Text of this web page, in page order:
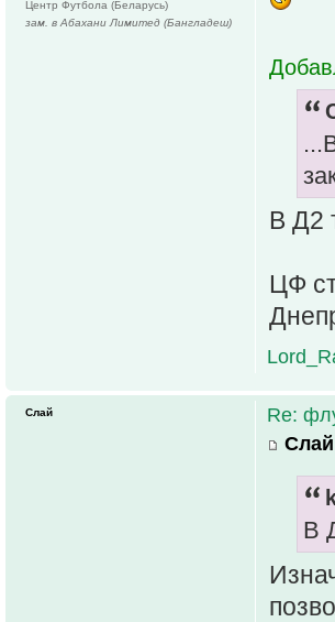
В Д2
ЦФ
Центр Футбола (Беларусь)
зам. в Абахани Лимитед (Бангладеш)
Re:
Слай
В
Слай